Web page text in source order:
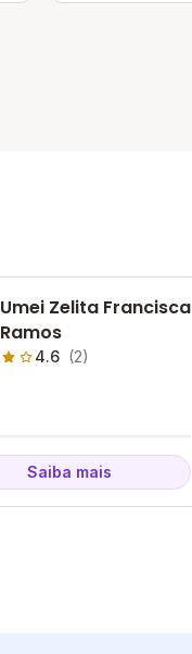
Umei Zelita Francisca
Ramos
4.6 (2)
Saiba mais